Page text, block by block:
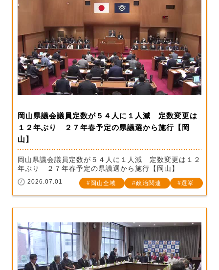
岡山県議会議員定数が５４人に１人減 定数変更は
１２年ぶり ２７年春予定の県議選から施行【岡
山】
岡山県議会議員定数が５４人に１人減 定数変更は１２
年ぶり ２７年春予定の県議選から施行【岡山】
2026.07.01 岡山全域 政治関連 選挙